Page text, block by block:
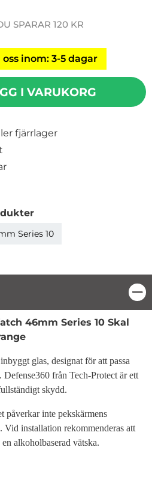
pris
SPARAR 120 KR
inom: 3-5 dagar
I VARUKORG
fjärrlager
Series 10
46mm Series 10 Skal
glas, designat för att passa
från Tech-Protect är ett
skydd.
påverkar inte pekskärmens
installation rekommenderas att
alkoholbaserad vätska.